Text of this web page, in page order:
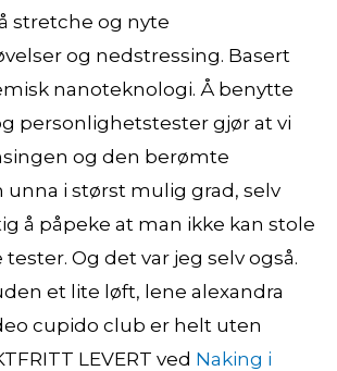
stretche og nyte
og nedstressing. Basert
nanoteknologi. Å benytte
personlighetstester gjør at vi
og den berømte
unna i størst mulig grad, selv
å påpeke at man ikke kan stole
Og det var jeg selv også.
et lite løft, lene alexandra
cupido club er helt uten
LEVERT ved Naking i